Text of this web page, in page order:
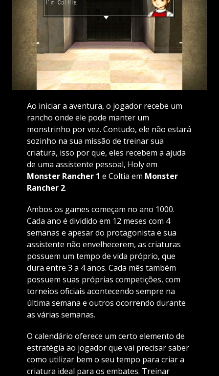
Ao iniciar a aventura, o jogador recebe um
rancho onde ele pode manter um
monstrinho por vez. Contudo, ele não estará
sozinho na sua missão de treinar sua
criatura, isso por que, eles recebem a ajuda
de uma assistente pessoal, Holy em
Monster Rancher 1 e Coltia em Monster
Rancher 2.
Ambos os games começam no ano 1000.
Cada ano é dividido em 12 meses com 4
semanas e apesar do protagonista e sua
assistente não envelhecerem, as criaturas
possuem um tempo de vida próprio, que
dura entre 3 a 4 anos. Cada mês também
possuem suas próprias competições, com
torneios oficiais acontecendo sempre na
última semana e outros ocorrendo durante
as várias semanas.
O calendário oferece um certo elemento de
estratégia ao jogador que vai precisar saber
como utilizar bem o seu tempo para criar a
criatura ideal para os embates. Treinar